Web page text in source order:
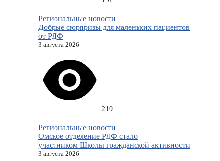
Региональные новости
Добрые сюрпризы для маленьких пациентов
от РДФ
3 августа 2026
210
Региональные новости
Омское отделение РДФ стало
участником Школы гражданской активности
3 августа 2026